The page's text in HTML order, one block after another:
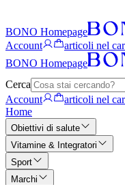
BONO Homepage
Account
articoli nel
BONO Homepage
Cerca
Account
articoli nel
Home
Obiettivi di salute
Vitamine & Integratori
Sport
Marchi